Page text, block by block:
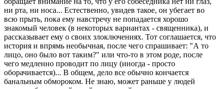
ни рта, ни носа... Естественно, увидев такое, он убегает во
всю прыть, пока ему навстречу не попадается хорошо
знакомый человек (в некоторых вариантах - священника), и
рассказывает ему о своих злоключениях. Тот соглашается, что
история и впрямь необычная, после чего спрашивает: "А то
лицо, оно было вот таким?" или что-то в этом роде, после
чего медленно проводит по лицу (иногда - просто
оборачивается)... В общем, дело все обычно кончается
банальным обмороком. Не знаю, может раньше у людей